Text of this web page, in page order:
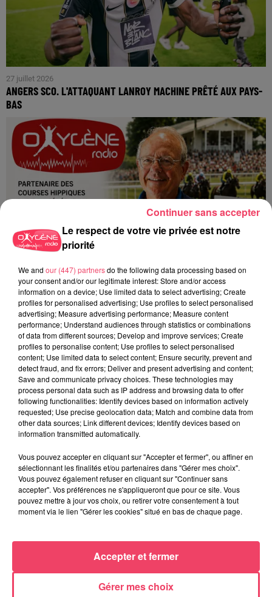
27 juillet 2026
ANGERS SCO. L'ATTAQUANT LANROY MACHINE PRÊTÉ AUX PAYS-
BAS
24 juillet 2026
PODCAST AMCO : JEAN-CLAUDE LAMBERT : « À MOLIÈRES, LES
COURSES SONT...
28 juin 2026
LES PRONOSTICS HIPPIQUES POUR CE DIMANCHE 28 JUIN
Le respect de votre vie privée est notre
priorité
We and our (447) partnersdo the following data processing based on
your consent and/or our legitimate interest: Store and/or access
information on a device; Use limited data to select advertising; Create
profiles for personalised advertising; Use profiles to select personalised
advertising; Measure advertising performance; Measure content
performance; Understand audiences through statistics or combinations
of data from different sources; Develop and improve services; Create
profiles to personalise content; Use profiles to select personalised
content; Use limited data to select content; Ensure security, prevent and
detect fraud, and fix errors; Deliver and present advertising and content;
Save and communicate privacy choices. These technologies may
process personal data such as IP address and browsing data to offer
following functionalities: Identify devices based on information actively
requested; Use precise geolocation data; Match and combine data from
other data sources; Link different devices; Identify devices based on
information transmitted automatically.
Vous pouvez accepter en cliquant sur "Accepter et fermer", ou affiner en
sélectionnant les finalités et/ou partenaires dans "Gérer mes choix".
Vous pouvez également refuser en cliquant sur "Continuer sans
accepter". Vos préférences ne s'appliqueront que pour ce site. Vous
pouvez mettre à jour vos choix, ou retirer votre consentement à tout
moment via le lien "Gérer les cookies" situé en bas de chaque page.
Gérer mes choix
Accepter et fermer
Continuer sans accepter